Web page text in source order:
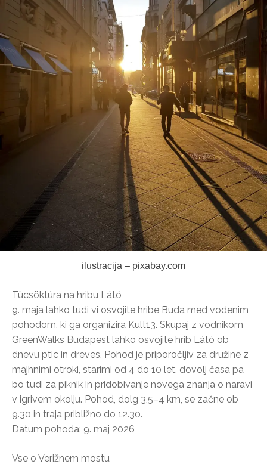
ilustracija – pixabay.com
Tücsöktúra na hribu Látó
9. maja lahko tudi vi osvojite hribe Buda med vodenim
pohodom, ki ga organizira Kult13. Skupaj z vodnikom
GreenWalks Budapest lahko osvojite hrib Látó ob
dnevu ptic in dreves. Pohod je priporočljiv za družine z
majhnimi otroki, starimi od 4 do 10 let, dovolj časa pa
bo tudi za piknik in pridobivanje novega znanja o naravi
v igrivem okolju. Pohod, dolg 3,5–4 km, se začne ob
9.30 in traja približno do 12.30.
Datum pohoda: 9. maj 2026
Vse o Verižnem mostu